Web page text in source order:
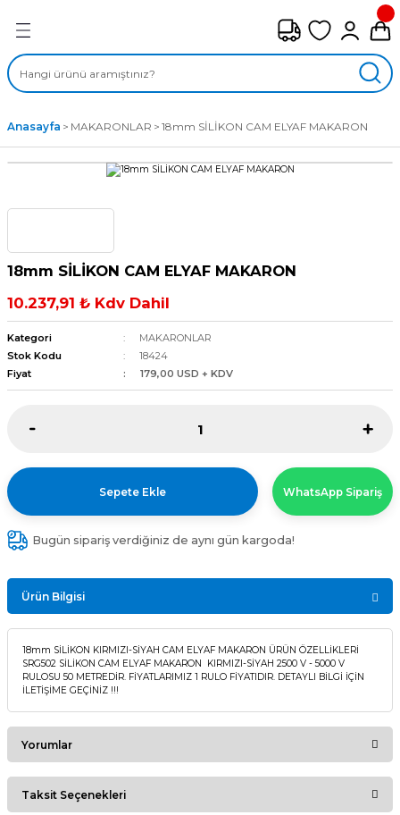
ÇEŞİTLERİ
FANLAR
FANLAR
Anasayfa MAKARONLAR 18mm SİLİKON CAM ELYAF MAKARON
18mm SİLİKON CAM ELYAF MAKARON
10.237,91 ₺ Kdv Dahil
Kategori
MAKARONLAR
Stok Kodu
18424
Fiyat
179,00 USD + KDV
Sepete Ekle WhatsApp Sipariş
Bugün sipariş verdiğiniz de aynı gün kargoda!
Ürün Bilgisi
18mm SİLİKON KIRMIZI-SİYAH CAM ELYAF MAKARON ÜRÜN ÖZELLİKLERİ
SRG502 SİLİKON CAM ELYAF MAKARON KIRMIZI-SİYAH 2500 V - 5000 V
RULOSU 50 METREDİR. FİYATLARIMIZ 1 RULO FİYATIDIR. DETAYLI BİLGİ İÇİN
İLETİŞİME GEÇİNİZ !!!
Yorumlar
Taksit Seçenekleri